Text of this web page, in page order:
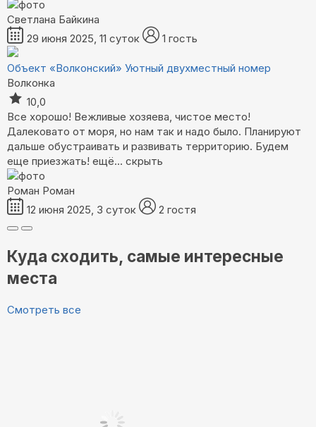
Светлана Байкина
29 июня 2025, 11 суток
1 гость
Объект «Волконский» Уютный двухместный номер
Волконка
10,0
Все хорошо! Вежливые хозяева, чистое место!
Далековато от моря, но нам так и надо было. Планируют
дальше обустраивать и развивать территорию. Будем
еще приезжать! ещё... скрыть
Роман Роман
12 июня 2025, 3 суток
2 гостя
Куда сходить, самые интересные
места
Смотреть все